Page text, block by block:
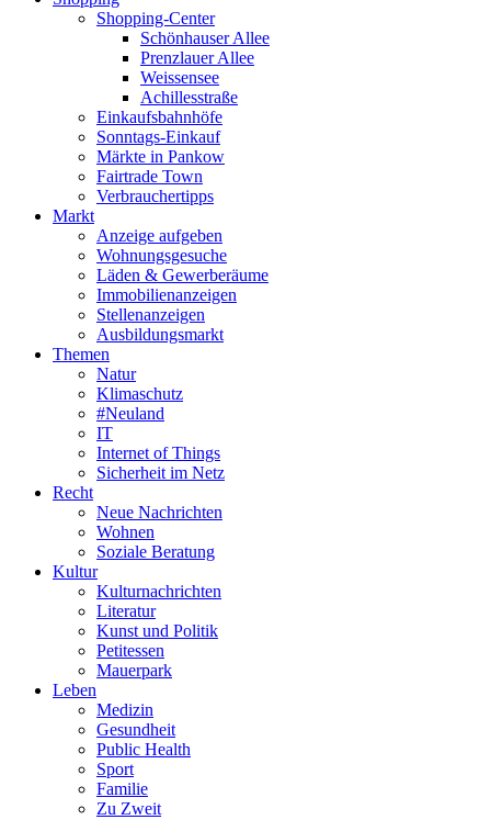
Shopping-Center
Schönhauser Allee
Prenzlauer Allee
Weissensee
Achillesstraße
Einkaufsbahnhöfe
Sonntags-Einkauf
Märkte in Pankow
Fairtrade Town
Verbrauchertipps
Markt
Anzeige aufgeben
Wohnungsgesuche
Läden & Gewerberäume
Immobilienanzeigen
Stellenanzeigen
Ausbildungsmarkt
Themen
Natur
Klimaschutz
#Neuland
IT
Internet of Things
Sicherheit im Netz
Recht
Neue Nachrichten
Wohnen
Soziale Beratung
Kultur
Kulturnachrichten
Literatur
Kunst und Politik
Petitessen
Mauerpark
Leben
Medizin
Gesundheit
Public Health
Sport
Familie
Zu Zweit